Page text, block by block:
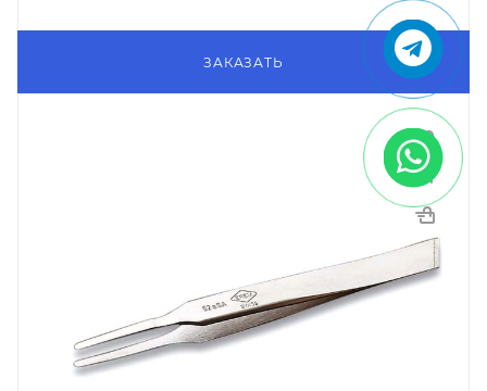
ЗАКАЗАТЬ